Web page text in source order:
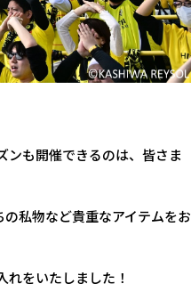
ンも開催できるのは、皆さま
私物など貴重なアイテムをお
をいたしました！